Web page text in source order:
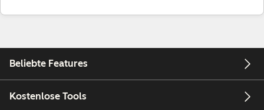
Beliebte Features
Kostenlose Tools